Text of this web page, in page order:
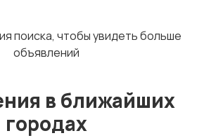
Красота и здоровье
Деловые услуги
поиска, чтобы увидеть больше
объявлений
в ближайших
городах